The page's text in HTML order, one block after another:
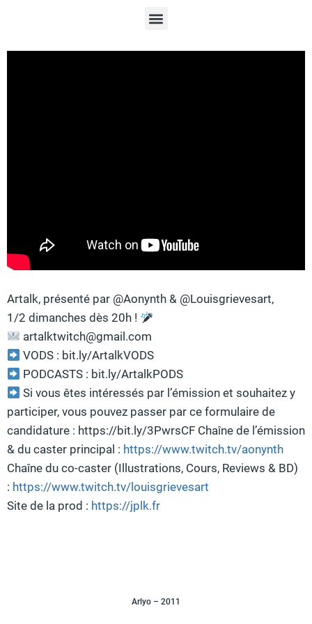
Artalk, présenté par @Aonynth & @Louisgrievesart,
1/2 dimanches dès 20h !
artalktwitch@gmail.com
VODS : bit.ly/ArtalkVODS
PODCASTS : bit.ly/ArtalkPODS
Si vous êtes intéressés par l’émission et souhaitez y
participer, vous pouvez passer par ce formulaire de
candidature : https://bit.ly/3PwrsCF Chaîne de l’émission
& du caster principal : https://www.twitch.tv/aonynth
Chaîne du co-caster (Illustrations, Cours, Reviews & BD)
: https://www.twitch.tv/louisgrievesart
Site de la prod : https://jplk.fr
Arlyo – 2011